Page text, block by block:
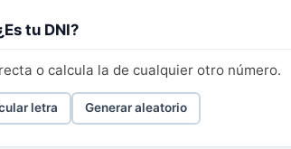
tu DNI?
o calcula la de cualquier otro número.
letra Generar aleatorio